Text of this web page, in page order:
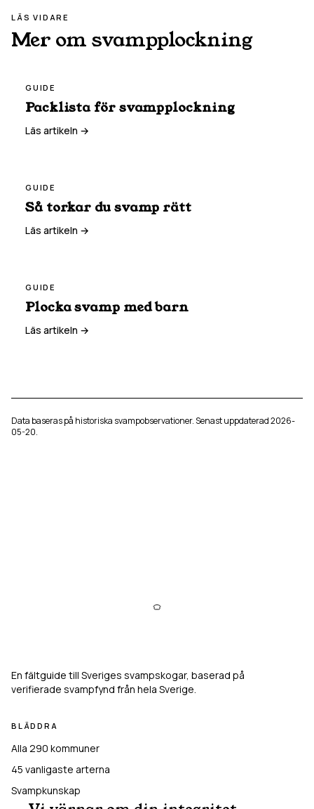
LÄS VIDARE
Mer om svampplockning
GUIDE
Packlista för svampplockning
Läs artikeln →
GUIDE
Så torkar du svamp rätt
Läs artikeln →
GUIDE
Plocka svamp med barn
Läs artikeln →
Data baseras på historiska svampobservationer. Senast uppdaterad2026-
05-20.
En fältguide till Sveriges svampskogar, baserad på
verifierade svampfynd från hela Sverige.
BLÄDDRA
Alla 290 kommuner
45 vanligaste arterna
Svampkunskap